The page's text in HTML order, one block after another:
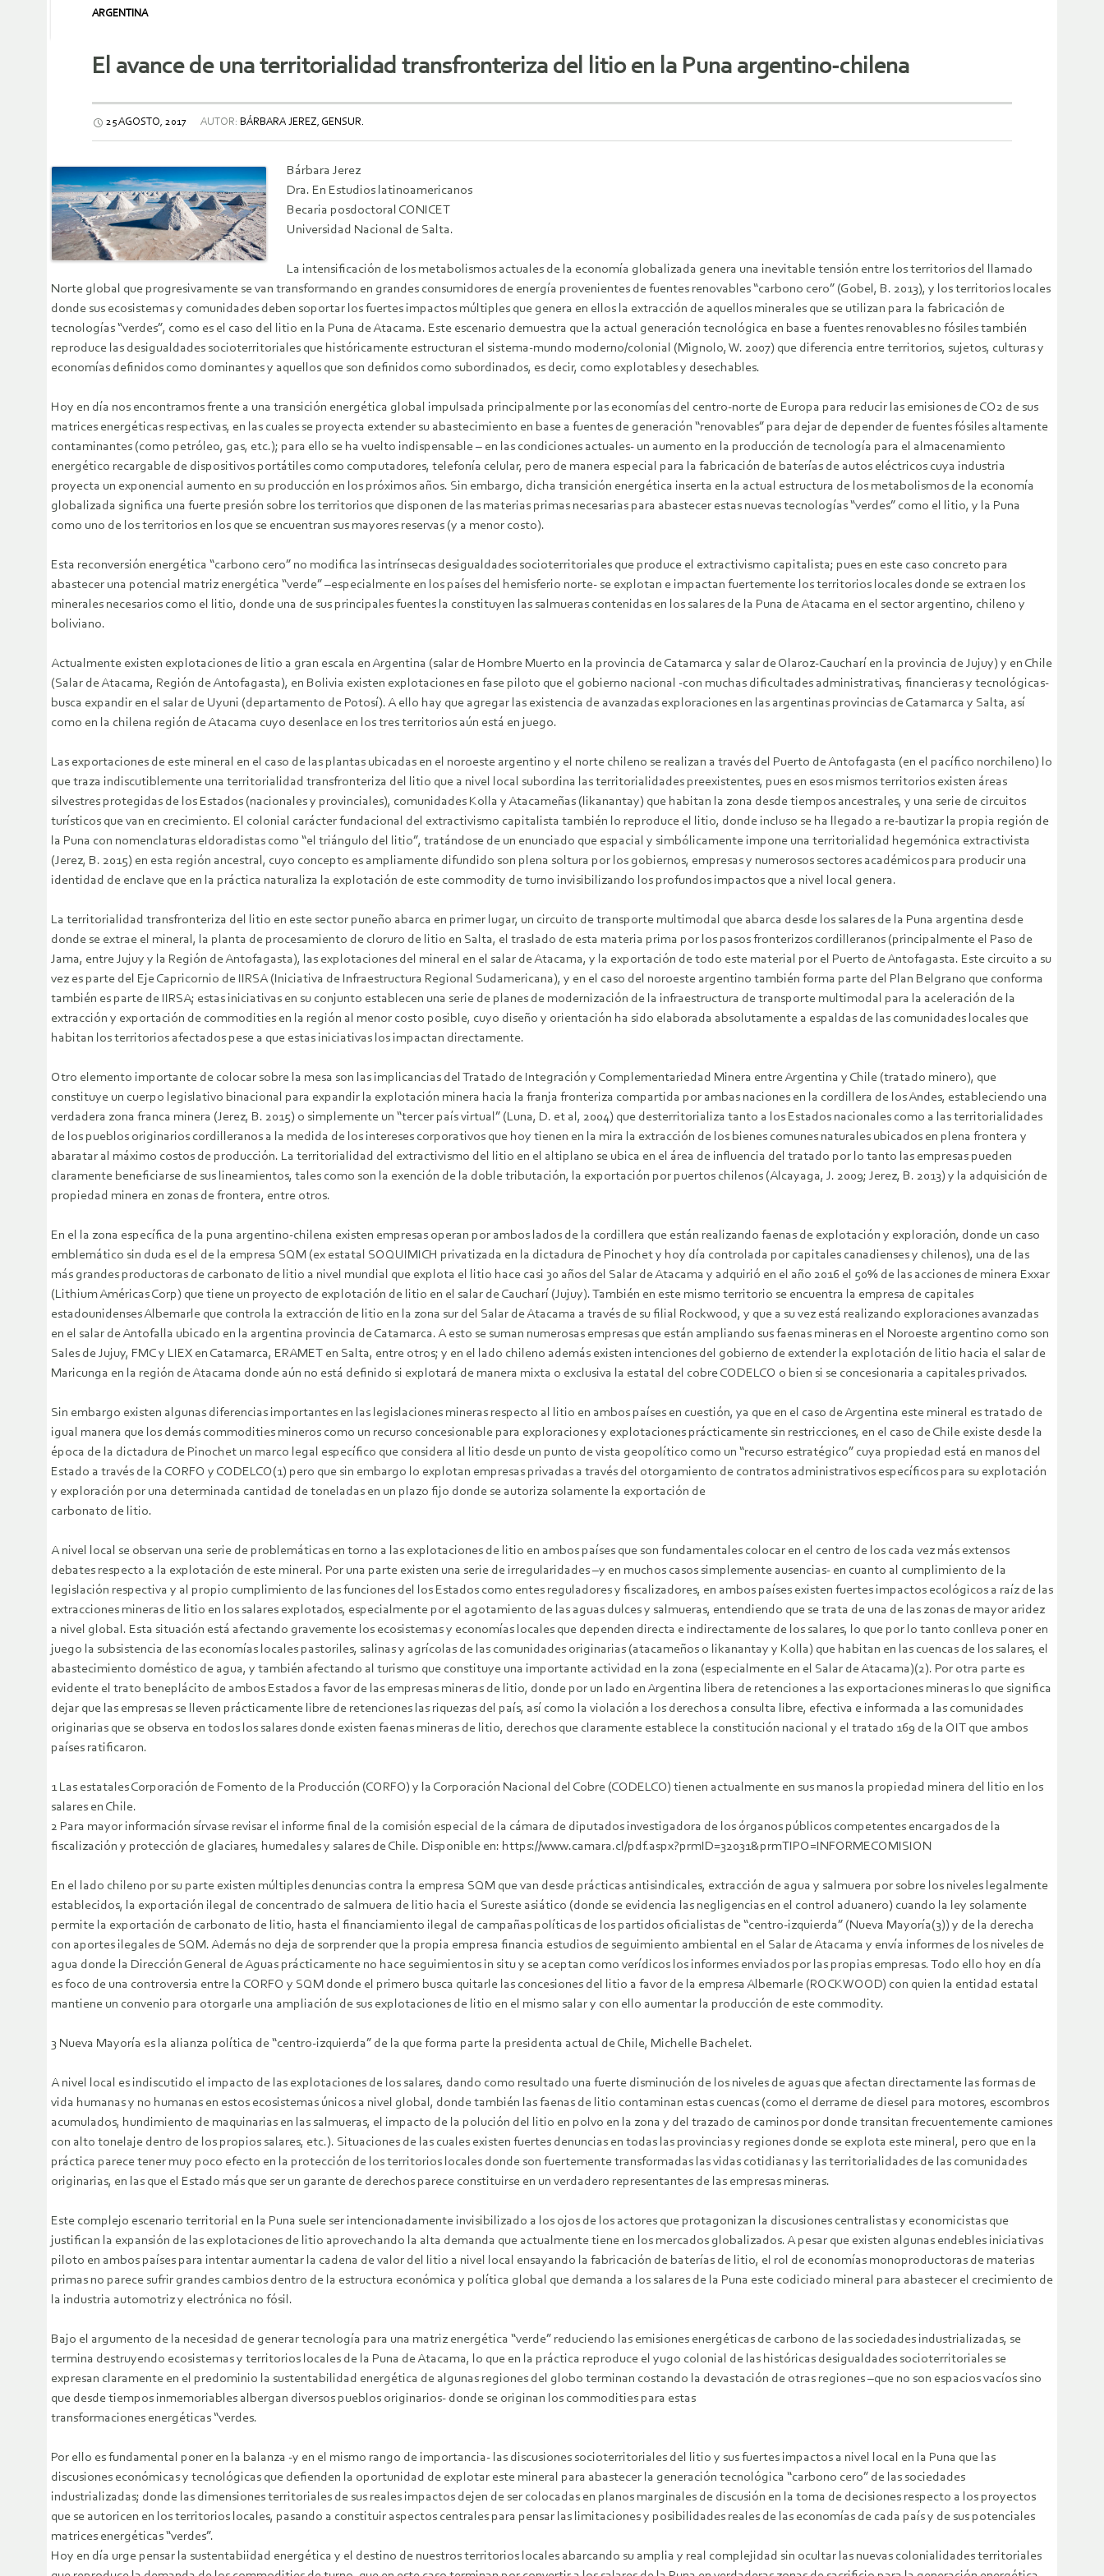
ARGENTINA
El avance de una territorialidad transfronteriza del litio en la Puna argentino-chilena
25 AGOSTO, 2017 AUTOR: BÁRBARA JEREZ, GENSUR.
Bárbara Jerez
Dra. En Estudios latinoamericanos
Becaria posdoctoral CONICET
Universidad Nacional de Salta.
La intensificación de los metabolismos actuales de la economía globalizada genera una inevitable tensión entre los territorios del llamado
Norte global que progresivamente se van transformando en grandes consumidores de energía provenientes de fuentes renovables “carbono cero” (Gobel, B. 2013), y los territorios locales
donde sus ecosistemas y comunidades deben soportar los fuertes impactos múltiples que genera en ellos la extracción de aquellos minerales que se utilizan para la fabricación de
tecnologías “verdes”, como es el caso del litio en la Puna de Atacama. Este escenario demuestra que la actual generación tecnológica en base a fuentes renovables no fósiles también
reproduce las desigualdades socioterritoriales que históricamente estructuran el sistema-mundo moderno/colonial (Mignolo, W. 2007) que diferencia entre territorios, sujetos, culturas y
economías definidos como dominantes y aquellos que son definidos como subordinados, es decir, como explotables y desechables.
Hoy en día nos encontramos frente a una transición energética global impulsada principalmente por las economías del centro-norte de Europa para reducir las emisiones de CO2 de sus
matrices energéticas respectivas, en las cuales se proyecta extender su abastecimiento en base a fuentes de generación “renovables” para dejar de depender de fuentes fósiles altamente
contaminantes (como petróleo, gas, etc.); para ello se ha vuelto indispensable – en las condiciones actuales- un aumento en la producción de tecnología para el almacenamiento
energético recargable de dispositivos portátiles como computadores, telefonía celular, pero de manera especial para la fabricación de baterías de autos eléctricos cuya industria
proyecta un exponencial aumento en su producción en los próximos años. Sin embargo, dicha transición energética inserta en la actual estructura de los metabolismos de la economía
globalizada significa una fuerte presión sobre los territorios que disponen de las materias primas necesarias para abastecer estas nuevas tecnologías “verdes” como el litio, y la Puna
como uno de los territorios en los que se encuentran sus mayores reservas (y a menor costo).
Esta reconversión energética “carbono cero” no modifica las intrínsecas desigualdades socioterritoriales que produce el extractivismo capitalista; pues en este caso concreto para
abastecer una potencial matriz energética “verde” –especialmente en los países del hemisferio norte- se explotan e impactan fuertemente los territorios locales donde se extraen los
minerales necesarios como el litio, donde una de sus principales fuentes la constituyen las salmueras contenidas en los salares de la Puna de Atacama en el sector argentino, chileno y
boliviano.
Actualmente existen explotaciones de litio a gran escala en Argentina (salar de Hombre Muerto en la provincia de Catamarca y salar de Olaroz-Caucharí en la provincia de Jujuy) y en Chile
(Salar de Atacama, Región de Antofagasta), en Bolivia existen explotaciones en fase piloto que el gobierno nacional -con muchas dificultades administrativas, financieras y tecnológicas-
busca expandir en el salar de Uyuni (departamento de Potosí). A ello hay que agregar las existencia de avanzadas exploraciones en las argentinas provincias de Catamarca y Salta, así
como en la chilena región de Atacama cuyo desenlace en los tres territorios aún está en juego.
Las exportaciones de este mineral en el caso de las plantas ubicadas en el noroeste argentino y el norte chileno se realizan a través del Puerto de Antofagasta (en el pacífico norchileno) lo
que traza indiscutiblemente una territorialidad transfronteriza del litio que a nivel local subordina las territorialidades preexistentes, pues en esos mismos territorios existen áreas
silvestres protegidas de los Estados (nacionales y provinciales), comunidades Kolla y Atacameñas (likanantay) que habitan la zona desde tiempos ancestrales, y una serie de circuitos
turísticos que van en crecimiento. El colonial carácter fundacional del extractivismo capitalista también lo reproduce el litio, donde incluso se ha llegado a re-bautizar la propia región de
la Puna con nomenclaturas eldoradistas como “el triángulo del litio”, tratándose de un enunciado que espacial y simbólicamente impone una territorialidad hegemónica extractivista
(Jerez, B. 2015) en esta región ancestral, cuyo concepto es ampliamente difundido son plena soltura por los gobiernos, empresas y numerosos sectores académicos para producir una
identidad de enclave que en la práctica naturaliza la explotación de este commodity de turno invisibilizando los profundos impactos que a nivel local genera.
La territorialidad transfronteriza del litio en este sector puneño abarca en primer lugar, un circuito de transporte multimodal que abarca desde los salares de la Puna argentina desde
donde se extrae el mineral, la planta de procesamiento de cloruro de litio en Salta, el traslado de esta materia prima por los pasos fronterizos cordilleranos (principalmente el Paso de
Jama, entre Jujuy y la Región de Antofagasta), las explotaciones del mineral en el salar de Atacama, y la exportación de todo este material por el Puerto de Antofagasta. Este circuito a su
vez es parte del Eje Capricornio de IIRSA (Iniciativa de Infraestructura Regional Sudamericana), y en el caso del noroeste argentino también forma parte del Plan Belgrano que conforma
también es parte de IIRSA; estas iniciativas en su conjunto establecen una serie de planes de modernización de la infraestructura de transporte multimodal para la aceleración de la
extracción y exportación de commodities en la región al menor costo posible, cuyo diseño y orientación ha sido elaborada absolutamente a espaldas de las comunidades locales que
habitan los territorios afectados pese a que estas iniciativas los impactan directamente.
Otro elemento importante de colocar sobre la mesa son las implicancias del Tratado de Integración y Complementariedad Minera entre Argentina y Chile (tratado minero), que
constituye un cuerpo legislativo binacional para expandir la explotación minera hacia la franja fronteriza compartida por ambas naciones en la cordillera de los Andes, estableciendo una
verdadera zona franca minera (Jerez, B. 2015) o simplemente un “tercer país virtual” (Luna, D. et al, 2004) que desterritorializa tanto a los Estados nacionales como a las territorialidades
de los pueblos originarios cordilleranos a la medida de los intereses corporativos que hoy tienen en la mira la extracción de los bienes comunes naturales ubicados en plena frontera y
abaratar al máximo costos de producción. La territorialidad del extractivismo del litio en el altiplano se ubica en el área de influencia del tratado por lo tanto las empresas pueden
claramente beneficiarse de sus lineamientos, tales como son la exención de la doble tributación, la exportación por puertos chilenos (Alcayaga, J. 2009; Jerez, B. 2013) y la adquisición de
propiedad minera en zonas de frontera, entre otros.
En el la zona específica de la puna argentino-chilena existen empresas operan por ambos lados de la cordillera que están realizando faenas de explotación y exploración, donde un caso
emblemático sin duda es el de la empresa SQM (ex estatal SOQUIMICH privatizada en la dictadura de Pinochet y hoy día controlada por capitales canadienses y chilenos), una de las
más grandes productoras de carbonato de litio a nivel mundial que explota el litio hace casi 30 años del Salar de Atacama y adquirió en el año 2016 el 50% de las acciones de minera Exxar
(Lithium Américas Corp) que tiene un proyecto de explotación de litio en el salar de Caucharí (Jujuy). También en este mismo territorio se encuentra la empresa de capitales
estadounidenses Albemarle que controla la extracción de litio en la zona sur del Salar de Atacama a través de su filial Rockwood, y que a su vez está realizando exploraciones avanzadas
en el salar de Antofalla ubicado en la argentina provincia de Catamarca. A esto se suman numerosas empresas que están ampliando sus faenas mineras en el Noroeste argentino como son
Sales de Jujuy, FMC y LIEX en Catamarca, ERAMET en Salta, entre otros; y en el lado chileno además existen intenciones del gobierno de extender la explotación de litio hacia el salar de
Maricunga en la región de Atacama donde aún no está definido si explotará de manera mixta o exclusiva la estatal del cobre CODELCO o bien si se concesionaria a capitales privados.
Sin embargo existen algunas diferencias importantes en las legislaciones mineras respecto al litio en ambos países en cuestión, ya que en el caso de Argentina este mineral es tratado de
igual manera que los demás commodities mineros como un recurso concesionable para exploraciones y explotaciones prácticamente sin restricciones, en el caso de Chile existe desde la
época de la dictadura de Pinochet un marco legal específico que considera al litio desde un punto de vista geopolítico como un “recurso estratégico” cuya propiedad está en manos del
Estado a través de la CORFO y CODELCO(1) pero que sin embargo lo explotan empresas privadas a través del otorgamiento de contratos administrativos específicos para su explotación
y exploración por una determinada cantidad de toneladas en un plazo fijo donde se autoriza solamente la exportación de
carbonato de litio.
A nivel local se observan una serie de problemáticas en torno a las explotaciones de litio en ambos países que son fundamentales colocar en el centro de los cada vez más extensos
debates respecto a la explotación de este mineral. Por una parte existen una serie de irregularidades –y en muchos casos simplemente ausencias- en cuanto al cumplimiento de la
legislación respectiva y al propio cumplimiento de las funciones del los Estados como entes reguladores y fiscalizadores, en ambos países existen fuertes impactos ecológicos a raíz de las
extracciones mineras de litio en los salares explotados, especialmente por el agotamiento de las aguas dulces y salmueras, entendiendo que se trata de una de las zonas de mayor aridez
a nivel global. Esta situación está afectando gravemente los ecosistemas y economías locales que dependen directa e indirectamente de los salares, lo que por lo tanto conlleva poner en
juego la subsistencia de las economías locales pastoriles, salinas y agrícolas de las comunidades originarias (atacameños o likanantay y Kolla) que habitan en las cuencas de los salares, el
abastecimiento doméstico de agua, y también afectando al turismo que constituye una importante actividad en la zona (especialmente en el Salar de Atacama)(2). Por otra parte es
evidente el trato beneplácito de ambos Estados a favor de las empresas mineras de litio, donde por un lado en Argentina libera de retenciones a las exportaciones mineras lo que significa
dejar que las empresas se lleven prácticamente libre de retenciones las riquezas del país, así como la violación a los derechos a consulta libre, efectiva e informada a las comunidades
originarias que se observa en todos los salares donde existen faenas mineras de litio, derechos que claramente establece la constitución nacional y el tratado 169 de la OIT que ambos
países ratificaron.
1 Las estatales Corporación de Fomento de la Producción (CORFO) y la Corporación Nacional del Cobre (CODELCO) tienen actualmente en sus manos la propiedad minera del litio en los
salares en Chile.
2 Para mayor información sírvase revisar el informe final de la comisión especial de la cámara de diputados investigadora de los órganos públicos competentes encargados de la
fiscalización y protección de glaciares, humedales y salares de Chile. Disponible en: https://www.camara.cl/pdf.aspx?prmID=32031&prmTIPO=INFORMECOMISION
En el lado chileno por su parte existen múltiples denuncias contra la empresa SQM que van desde prácticas antisindicales, extracción de agua y salmuera por sobre los niveles legalmente
establecidos, la exportación ilegal de concentrado de salmuera de litio hacia el Sureste asiático (donde se evidencia las negligencias en el control aduanero) cuando la ley solamente
permite la exportación de carbonato de litio, hasta el financiamiento ilegal de campañas políticas de los partidos oficialistas de “centro-izquierda” (Nueva Mayoría(3)) y de la derecha
con aportes ilegales de SQM. Además no deja de sorprender que la propia empresa financia estudios de seguimiento ambiental en el Salar de Atacama y envía informes de los niveles de
agua donde la Dirección General de Aguas prácticamente no hace seguimientos in situ y se aceptan como verídicos los informes enviados por las propias empresas. Todo ello hoy en día
es foco de una controversia entre la CORFO y SQM donde el primero busca quitarle las concesiones del litio a favor de la empresa Albemarle (ROCKWOOD) con quien la entidad estatal
mantiene un convenio para otorgarle una ampliación de sus explotaciones de litio en el mismo salar y con ello aumentar la producción de este commodity.
3 Nueva Mayoría es la alianza política de “centro-izquierda” de la que forma parte la presidenta actual de Chile, Michelle Bachelet.
A nivel local es indiscutido el impacto de las explotaciones de los salares, dando como resultado una fuerte disminución de los niveles de aguas que afectan directamente las formas de
vida humanas y no humanas en estos ecosistemas únicos a nivel global, donde también las faenas de litio contaminan estas cuencas (como el derrame de diesel para motores, escombros
acumulados, hundimiento de maquinarias en las salmueras, el impacto de la polución del litio en polvo en la zona y del trazado de caminos por donde transitan frecuentemente camiones
con alto tonelaje dentro de los propios salares, etc.). Situaciones de las cuales existen fuertes denuncias en todas las provincias y regiones donde se explota este mineral, pero que en la
práctica parece tener muy poco efecto en la protección de los territorios locales donde son fuertemente transformadas las vidas cotidianas y las territorialidades de las comunidades
originarias, en las que el Estado más que ser un garante de derechos parece constituirse en un verdadero representantes de las empresas mineras.
Este complejo escenario territorial en la Puna suele ser intencionadamente invisibilizado a los ojos de los actores que protagonizan la discusiones centralistas y economicistas que
justifican la expansión de las explotaciones de litio aprovechando la alta demanda que actualmente tiene en los mercados globalizados. A pesar que existen algunas endebles iniciativas
piloto en ambos países para intentar aumentar la cadena de valor del litio a nivel local ensayando la fabricación de baterías de litio, el rol de economías monoproductoras de materias
primas no parece sufrir grandes cambios dentro de la estructura económica y política global que demanda a los salares de la Puna este codiciado mineral para abastecer el crecimiento de
la industria automotriz y electrónica no fósil.
Bajo el argumento de la necesidad de generar tecnología para una matriz energética “verde” reduciendo las emisiones energéticas de carbono de las sociedades industrializadas, se
termina destruyendo ecosistemas y territorios locales de la Puna de Atacama, lo que en la práctica reproduce el yugo colonial de las históricas desigualdades socioterritoriales se
expresan claramente en el predominio la sustentabilidad energética de algunas regiones del globo terminan costando la devastación de otras regiones –que no son espacios vacíos sino
que desde tiempos inmemoriables albergan diversos pueblos originarios- donde se originan los commodities para estas
transformaciones energéticas “verdes.
Por ello es fundamental poner en la balanza -y en el mismo rango de importancia- las discusiones socioterritoriales del litio y sus fuertes impactos a nivel local en la Puna que las
discusiones económicas y tecnológicas que defienden la oportunidad de explotar este mineral para abastecer la generación tecnológica “carbono cero” de las sociedades
industrializadas; donde las dimensiones territoriales de sus reales impactos dejen de ser colocadas en planos marginales de discusión en la toma de decisiones respecto a los proyectos
que se autoricen en los territorios locales, pasando a constituir aspectos centrales para pensar las limitaciones y posibilidades reales de las economías de cada país y de sus potenciales
matrices energéticas “verdes”.
Hoy en día urge pensar la sustentabiidad energética y el destino de nuestros territorios locales abarcando su amplia y real complejidad sin ocultar las nuevas colonialidades territoriales